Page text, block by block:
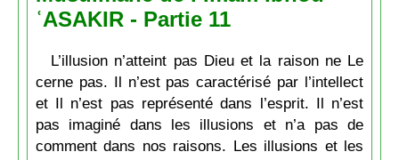
ʿASAKIR - Partie 11
L’illusion n’atteint pas Dieu et la raison ne Le
cerne pas. Il n’est pas caractérisé par l’intellect
et Il n’est pas représenté dans l’esprit. Il n’est
pas imaginé dans les illusions et n’a pas de
comment dans nos raisons. Les illusions et les